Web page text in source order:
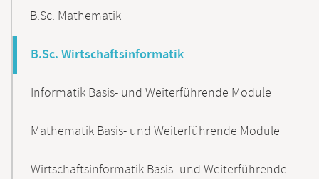
B.Sc. Mathematik
B.Sc. Wirtschaftsinformatik
Informatik Basis- und Weiterführende Module
Mathematik Basis- und Weiterführende Module
Wirtschaftsinformatik Basis- und Weiterführende